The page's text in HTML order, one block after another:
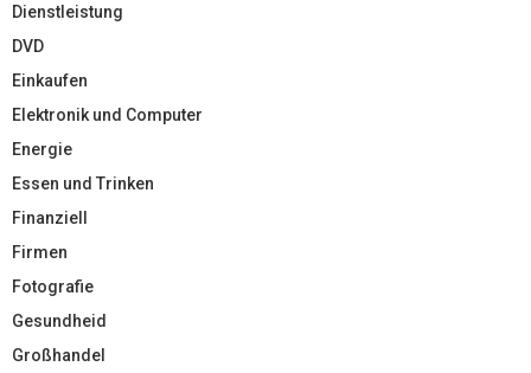
Dienstleistung
DVD
Einkaufen
Elektronik und Computer
Energie
Essen und Trinken
Finanziell
Firmen
Fotografie
Gesundheid
Großhandel